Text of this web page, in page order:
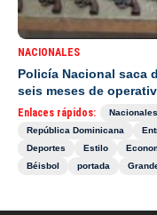
NACIONALES
Policía Nacional saca
seis meses de
Enlaces rápidos: Nacionales
República Dominicana
Deportes
Estilo
Béisbol
portada